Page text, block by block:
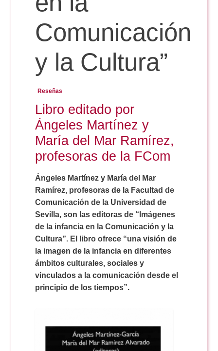
Reservas
Calendario Lectivo
Periodismo
Publicidad y RR.PP
Comunicación Audiovisual
Doble Grado PER/CAV
Exámenes Grado
Periodismo
Publicidad y RR.PP
Comunicación Audiovisual
Doble Grado PER/CAV
#miTFG
#YoPractico
Boletines
Comunicación
y la Cultura”
Reseñas
Libro editado por
Ángeles Martínez y
María del Mar Ramírez,
profesoras de la FCom
Ángeles Martínez y María del Mar
Ramírez, profesoras de la Facultad de
Comunicación de la Universidad de
Sevilla, son las editoras de “Imágenes
de la infancia en la Comunicación y la
Cultura”. El libro ofrece “una visión de
la imagen de la infancia en diferentes
ámbitos culturales, sociales y
vinculados a la comunicación desde el
principio de los tiempos”.